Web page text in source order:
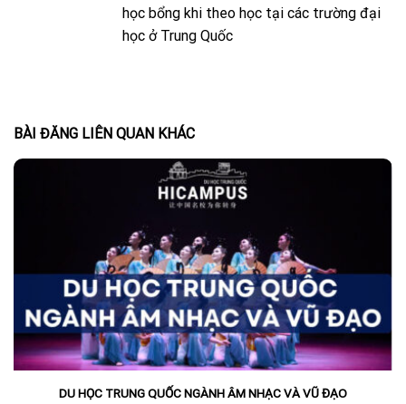
học bổng khi theo học tại các trường đại
học ở Trung Quốc
BÀI ĐĂNG LIÊN QUAN KHÁC
DU HỌC TRUNG QUỐC NGÀNH ÂM NHẠC VÀ VŨ ĐẠO